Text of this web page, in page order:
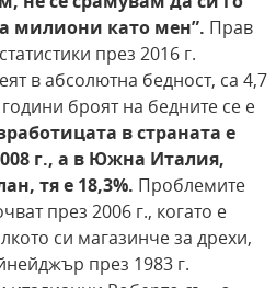
милиони като мен”. Прав
през 2016 г.
в абсолютна бедност, са 4,7
броят на бедните се е
в страната е
г., а в Южна Италия,
тя е 18,3%. Проблемите
през 2006 г., когато е
си магазинче за дрехи,
през 1983 г.